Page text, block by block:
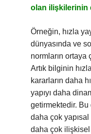
olan ilişkilerinin
Örneğin, hızla
dünyasında ve
normların ortaya
Artık bilginin
kararların daha
yapıyı daha
getirmektedir.
daha çok
daha çok ilişkisel